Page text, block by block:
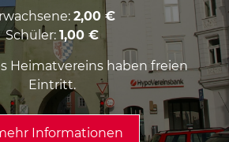
2,00 €
Schüler: 1,00 €
Heimatvereins haben freien
Eintritt.
Informationen